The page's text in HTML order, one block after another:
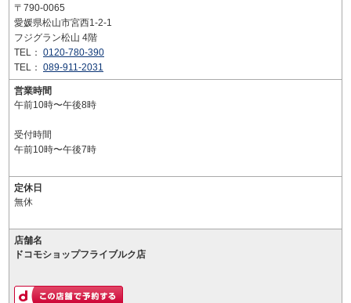
〒790-0065
愛媛県松山市宮西1-2-1
フジグラン松山 4階
TEL： 0120-780-390
TEL： 089-911-2031
営業時間
午前10時〜午後8時
受付時間
午前10時〜午後7時
定休日
無休
店舗名
ドコモショップフライブルク店